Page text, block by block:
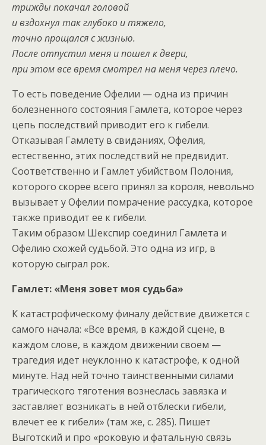
трижды покачал головой
и вздохнул так глубоко и тяжело,
точно прощался с жизнью.
После отпустил меня и пошел к двери,
при этом все время смотрел на меня через плечо.
То есть поведение Офелии — одна из причин
болезненного состояния Гамлета, которое через
цепь последствий приводит его к гибели.
Отказывая Гамлету в свиданиях, Офелия,
естественно, этих последствий не предвидит.
Соответственно и Гамлет убийством Полония,
которого скорее всего принял за короля, невольно
вызывает у Офелии помрачение рассудка, которое
также приводит ее к гибели.
Таким образом Шекспир соединил Гамлета и
Офелию схожей судьбой. Это одна из игр, в
которую сыграл рок.
Гамлет: «Меня зовет моя судьба»
К катастрофическому финалу действие движется с
самого начала: «Все время, в каждой сцене, в
каждом слове, в каждом движении своем —
трагедия идет неуклонно к катастрофе, к одной
минуте. Над ней точно таинственными силами
трагического тяготения вознеслась завязка и
заставляет возникать в ней отблески гибели,
влечет ее к гибели» (там же, с. 285). Пишет
Выготский и про «роковую и фатальную связь